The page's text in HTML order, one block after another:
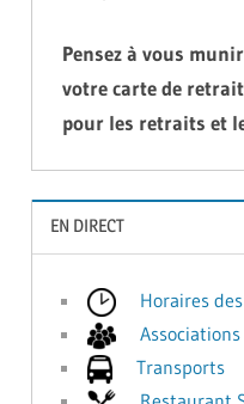
Pensez à vous
votre carte de
pour les retraits et
EN DIRECT
Horaires
Associations
Transports